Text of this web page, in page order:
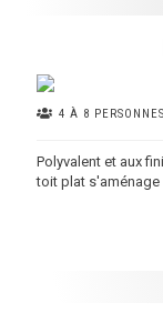
4 À 8 PERSONNES
Polyvalent et aux
toit plat s'aménage